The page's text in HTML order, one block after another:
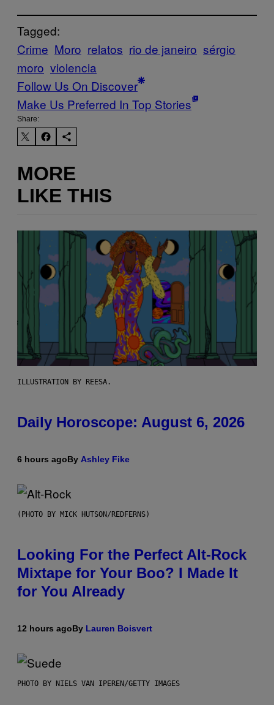
Tagged:
Crime Moro relatos rio de janeiro sérgio
moro violencia
Follow Us On Discover
Make Us Preferred In Top Stories
Share:
MORE
LIKE THIS
ILLUSTRATION BY REESA.
Daily Horoscope: August 6, 2026
6 hours agoBy Ashley Fike
(PHOTO BY MICK HUTSON/REDFERNS)
Looking For the Perfect Alt-Rock
Mixtape for Your Boo? I Made It
for You Already
12 hours agoBy Lauren Boisvert
PHOTO BY NIELS VAN IPEREN/GETTY IMAGES